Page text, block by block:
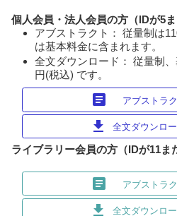
個人会員・法人会員の方（IDが5ま
アブストラクト： 従量制は
は基本料金に含まれます。
全文ダウンロード： 従量制
円(税込) です。
article アブストラ
download 全文ダウンロ
ライブラリー会員の方（IDが11ま
article アブストラ
download 全文ダウンロ